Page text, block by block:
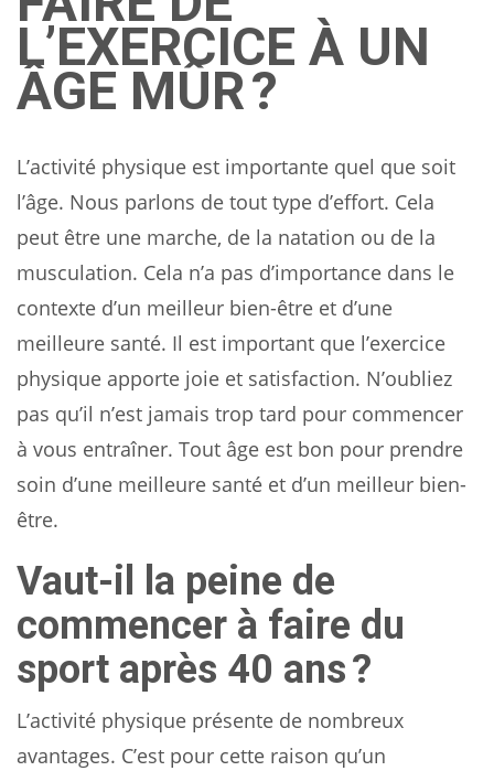
L’EXERCICE À UN
ÂGE MÛR ?
L’activité physique est importante quel que soit
l’âge. Nous parlons de tout type d’effort. Cela
peut être une marche, de la natation ou de la
musculation. Cela n’a pas d’importance dans le
contexte d’un meilleur bien-être et d’une
meilleure santé. Il est important que l’exercice
physique apporte joie et satisfaction. N’oubliez
pas qu’il n’est jamais trop tard pour commencer
à vous entraîner. Tout âge est bon pour prendre
soin d’une meilleure santé et d’un meilleur bien-
être.
Vaut-il la peine de
commencer à faire du
sport après 40 ans ?
L’activité physique présente de nombreux
avantages. C’est pour cette raison qu’un